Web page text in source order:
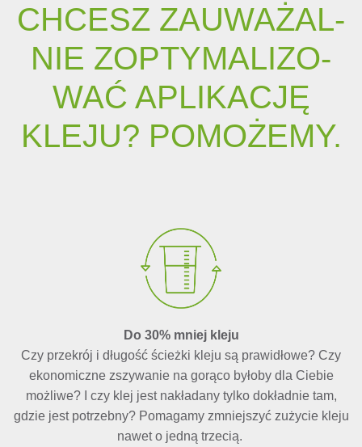
CHCESZ ZAU­WAŻAL­
NIE ZO­P­TY­MA­LI­ZO­
WAĆ APLI­KA­C­JĘ
KLE­JU? PO­MOŻE­MY.
Do 30% mniej kleju
Czy przekrój i długość ścieżki kleju są prawidłowe? Czy
ekonomiczne zszywanie na gorąco byłoby dla Ciebie
możliwe? I czy klej jest nakładany tylko dokładnie tam,
gdzie jest potrzebny? Pomagamy zmniejszyć zużycie kleju
nawet o jedną trzecią.